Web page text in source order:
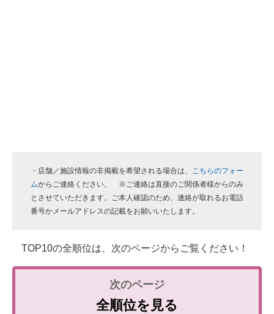
・店舗／施設情報の非掲載を希望される場合は、 こちらのフォー
ムからご連絡ください。 ※ご連絡は直接のご関係者様からのみ
とさせていただきます。ご本人確認のため、連絡が取れるお電話
番号かメールアドレスの記載をお願いいたします。
TOP10の全順位は、次のページからご覧ください！
全順位を見る